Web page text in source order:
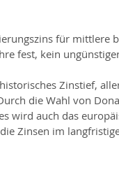
für mittlere
fest, kein
Zinstief,
die Wahl von
wird auch das
Zinsen im